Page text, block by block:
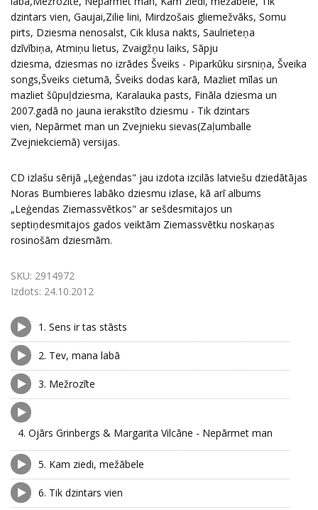
dzintars vien, Gaujai,Zilie lini, Mirdzošais gliemežvāks, Somu
pirts, Dziesma nenosalst, Cik klusa nakts, Saulrieteņa
dzīvībiņa, Atmiņu lietus, Zvaigžņu laiks, Sāpju
dziesma, dziesmas no izrādes Šveiks - Piparkūku sirsniņa, Šveika
songs,Šveiks cietumā, Šveiks dodas karā, Mazliet mīlas un
mazliet šūpuļdziesma, Karalauka pasts, Fināla dziesma un
2007.gadā no jauna ierakstīto dziesmu - Tik dzintars
vien, Nepārmet man un Zvejnieku sievas(Zaļumballe
Zvejniekciemā) versijas.
CD izlašu sērijā „Ļeģendas" jau izdota izcilās latviešu dziedātājas
Noras Bumbieres labāko dziesmu izlase, kā arī albums
„Leģendas Ziemassvētkos" ar sešdesmitajos un
septiņdesmitajos gados veiktām Ziemassvētku noskaņas
rosinošām dziesmām.
SKU: 2914972
Izdots: 24.10.2012
1. Sens ir tas stāsts
2. Tev, mana labā
3. Mežrozīte
4. Ojārs Grinbergs & Margarita Vilcāne - Nepārmet man
5. Kam ziedi, mežābele
6. Tik dzintars vien